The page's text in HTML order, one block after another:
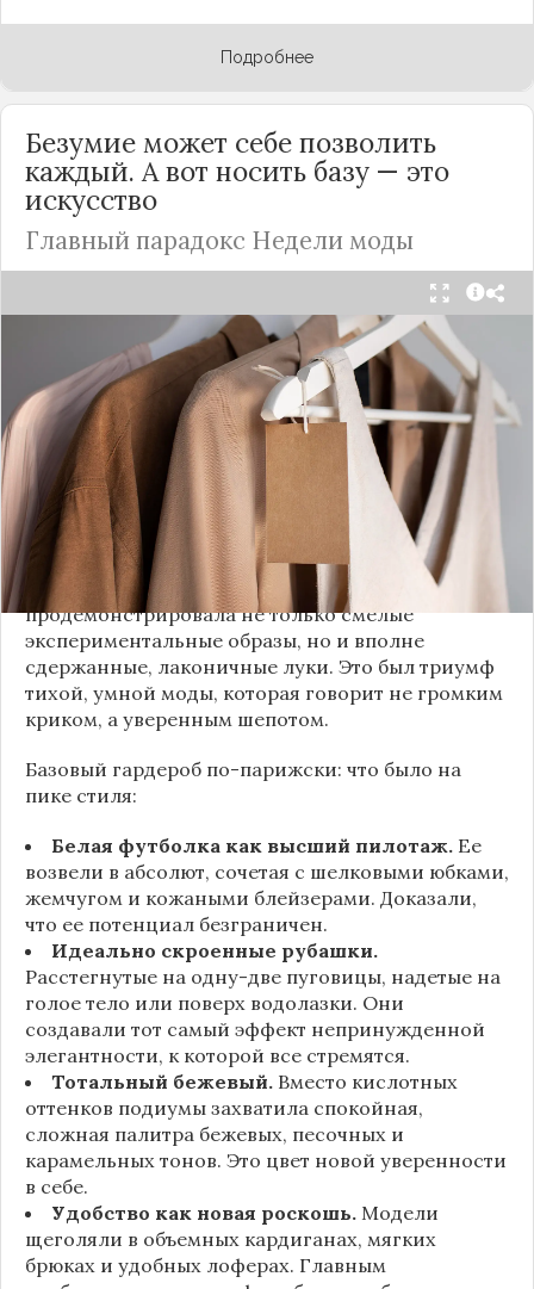
Подробнее
Безумие может себе позволить
каждый. А вот носить базу — это
искусство
Главный парадокс Недели моды
Принято считать, что Неделя моды в Париже —
это исключительно про безумные тренды, на
которые обычный человек посмотрит с
недоумением. Но самый интересный тренд этого
сезона был обращен к реальной жизни. Показы
доказали: истинная роскошь и мастерство стиля
заключаются не в эпатаже, а в виртуозном
владении базовыми вещами.
Как тонко подметила автор канала «Деловая
косметичка», завершившаяся неделя моды
продемонстрировала не только смелые
экспериментальные образы, но и вполне
сдержанные, лаконичные луки. Это был триумф
тихой, умной моды, которая говорит не громким
криком, а уверенным шепотом.
Базовый гардероб по-парижски: что было на
пике стиля:
Белая футболка как высший пилотаж. Ее
возвели в абсолют, сочетая с шелковыми юбками,
жемчугом и кожаными блейзерами. Доказали,
что ее потенциал безграничен.
Идеально скроенные рубашки.
Расстегнутые на одну-две пуговицы, надетые на
голое тело или поверх водолазки. Они
создавали тот самый эффект непринужденной
элегантности, к которой все стремятся.
Тотальный бежевый. Вместо кислотных
оттенков подиумы захватила спокойная,
сложная палитра бежевых, песочных и
карамельных тонов. Это цвет новой уверенности
в себе.
Удобство как новая роскошь. Модели
щеголяли в объемных кардиганах, мягких
брюках и удобных лоферах. Главным